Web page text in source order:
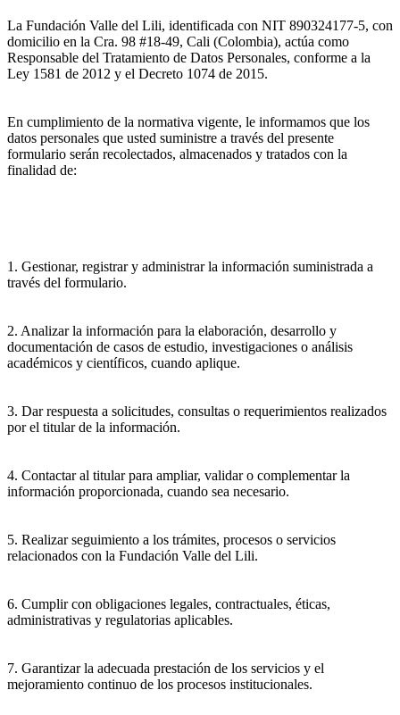
La Fundación Valle del Lili, identificada con NIT 890324177-5, con
domicilio en la Cra. 98 #18-49, Cali (Colombia), actúa como
Responsable del Tratamiento de Datos Personales, conforme a la
Ley 1581 de 2012 y el Decreto 1074 de 2015.
En cumplimiento de la normativa vigente, le informamos que los
datos personales que usted suministre a través del presente
formulario serán recolectados, almacenados y tratados con la
finalidad de:
1. Gestionar, registrar y administrar la información suministrada a
través del formulario.
2. Analizar la información para la elaboración, desarrollo y
documentación de casos de estudio, investigaciones o análisis
académicos y científicos, cuando aplique.
3. Dar respuesta a solicitudes, consultas o requerimientos realizados
por el titular de la información.
4. Contactar al titular para ampliar, validar o complementar la
información proporcionada, cuando sea necesario.
5. Realizar seguimiento a los trámites, procesos o servicios
relacionados con la Fundación Valle del Lili.
6. Cumplir con obligaciones legales, contractuales, éticas,
administrativas y regulatorias aplicables.
7. Garantizar la adecuada prestación de los servicios y el
mejoramiento continuo de los procesos institucionales.